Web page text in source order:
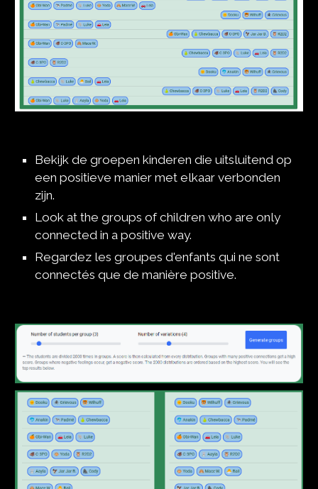
Bekijk de groepen kinderen die uitsluitend op
een positieve manier met elkaar verbonden
zijn.
Look at the groups of children who are only
connected in a positive way.
Regardez les groupes d'enfants qui ne sont
connectés que de manière positive.